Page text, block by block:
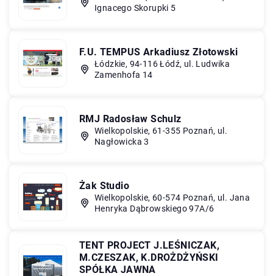
Ignacego Skorupki 5
F.U. TEMPUS Arkadiusz Złotowski
Łódzkie, 94-116 Łódź, ul. Ludwika
Zamenhofa 14
RMJ Radosław Schulz
Wielkopolskie, 61-355 Poznań, ul.
Nagłowicka 3
Żak Studio
Wielkopolskie, 60-574 Poznań, ul. Jana
Henryka Dąbrowskiego 97A/6
TENT PROJECT J.LEŚNICZAK,
M.CZESZAK, K.DROŻDŻYŃSKI
SPÓŁKA JAWNA